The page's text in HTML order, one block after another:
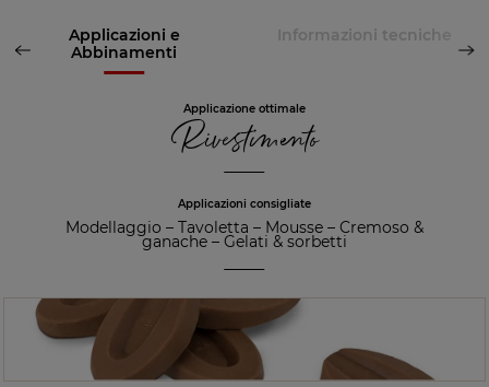
Applicazioni e
Abbinamenti
Informazioni tecniche
Applicazione ottimale
Rivestimento
Applicazioni consigliate
Modellaggio – Tavoletta – Mousse– Cremoso &
ganache– Gelati & sorbetti